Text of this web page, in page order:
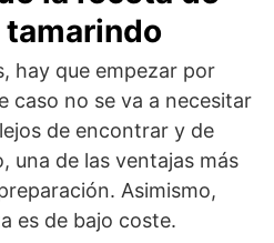
hay que empezar por
caso no se va a necesitar
de encontrar y de
una de las ventajas más
Asimismo,
es de bajo coste.